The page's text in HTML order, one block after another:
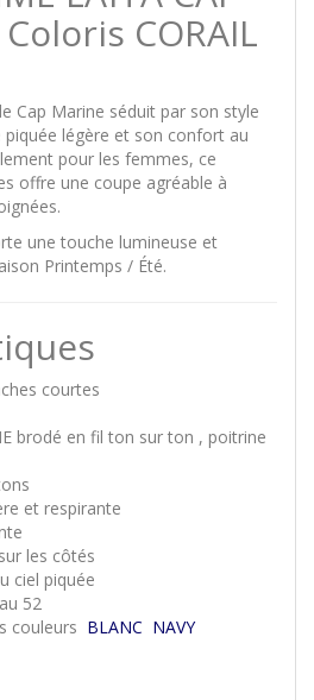
CORAIL
Cap Marine séduit par son style
légère et son confort au
pour les femmes, ce
offre une coupe agréable à
une touche lumineuse et
Printemps / Été.
courtes
brodé en fil ton sur ton , poitrine
et respirante
les côtés
ciel piquée
52
couleurs BLANC NAVY